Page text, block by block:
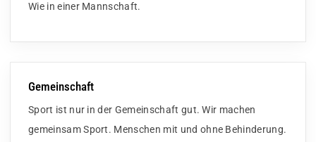
Wie in einer Mannschaft.
Gemeinschaft
Sport ist nur in der Gemeinschaft gut. Wir machen
gemeinsam Sport. Menschen mit und ohne Behinderung.